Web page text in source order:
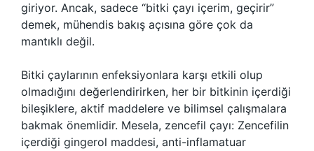
giriyor. Ancak, sadece “bitki çayı içerim, geçirir”
demek, mühendis bakış açısına göre çok da
mantıklı değil.
Bitki çaylarının enfeksiyonlara karşı etkili olup
olmadığını değerlendirirken, her bir bitkinin içerdiği
bileşiklere, aktif maddelere ve bilimsel çalışmalara
bakmak önemlidir. Mesela, zencefil çayı: Zencefilin
içerdiği gingerol maddesi, anti-inflamatuar